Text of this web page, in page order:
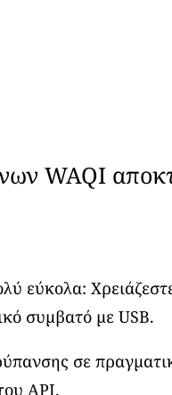
WAQI
εύκολα:
συμβατό με USB.
σε
API.